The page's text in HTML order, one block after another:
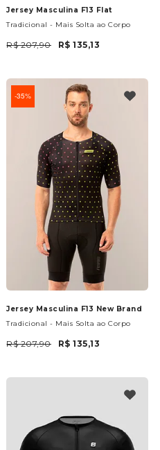
Jersey Masculina F13 Flat
Tradicional - Mais Solta ao Corpo
R$ 207,90 R$ 135,13
35%
Jersey Masculina F13 New Brand
Tradicional - Mais Solta ao Corpo
R$ 207,90 R$ 135,13